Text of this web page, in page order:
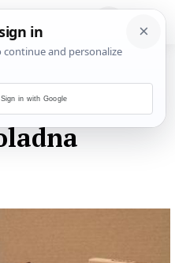
Sign in with Google